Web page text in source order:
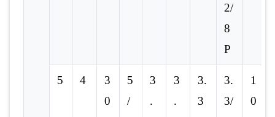
2/
8
P
5 4
3
0
5
/
3
.
3
.
3.
3
3.
3/
1
0